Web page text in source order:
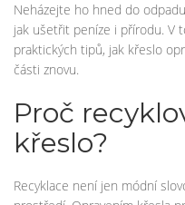
Neházejte ho hned do
jak ušetřit peníze i přírodu. V
praktických tipů, jak křeslo
části znovu.
Proč
křeslo?
Recyklace není jen módní